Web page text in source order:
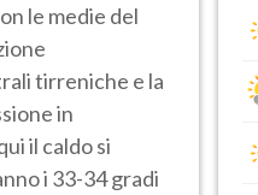
le medie del
tirreniche e la
in
il caldo si
i 33-34 gradi